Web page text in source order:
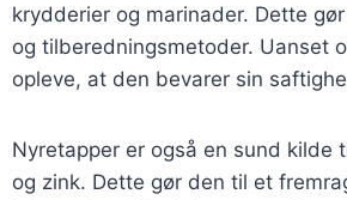
krydderier og marinader. Dette
og tilberedningsmetoder. Uanset
opleve, at den bevarer sin
Nyretapper er også en sund
og zink. Dette gør den til et